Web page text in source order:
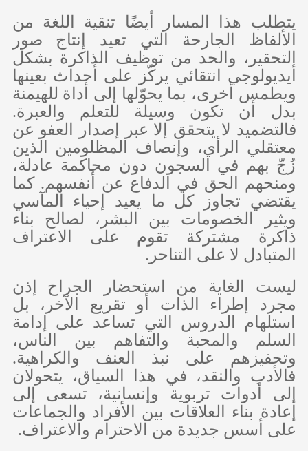
يتطلب هذا المسار أيضًا تنقية اللغة من
الألفاظ الجارحة التي تعيد إنتاج صور
التحقير، والحد من توظيف الذاكرة بشكل
أيديولوجي انتقائي يركّز على أحداث بعينها
ويطمس أخرى، بما يحوّلها إلى أداة للهيمنة
بدل أن تكون وسيلة للتعلم والعبرة.
فالتضميد لا يتحقق إلا عبر إصدار العفو عن
معتقلي الرأي، وإنصاف المظلومين الذين
زُجّ بهم في السجون دون محاكمة عادلة،
ومنحهم الحق في الدفاع عن أنفسهم. كما
يقتضي تجاوز كل ما يعيد إحياء المآسي
ويثير الخصومات بين البشر، لصالح بناء
ذاكرة مشتركة تقوم على الاعتراف
المتبادل لا على التناحر.
ليست الغاية من استحضار الجراح إذن
مجرد إطراء الذات أو تقريع الآخر، بل
استلهام الدروس التي تساعد على إدامة
السلم والمحبة والتفاهم بين الناس،
وتحفيزهم على نبذ العنف والكراهية.
فالأدب والنقد، في هذا السياق، يتحولان
إلى أدوات تربوية وإنسانية، تسعى إلى
إعادة بناء العلاقات بين الأفراد والجماعات
على أسس جديدة من الاحترام والاعتراف.